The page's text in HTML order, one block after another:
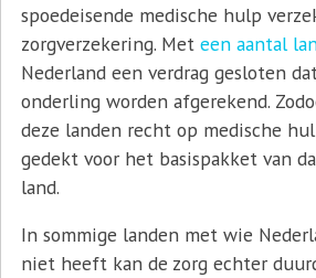
spoedeisende medische hulp
zorgverzekering. Met een aantal
Nederland een verdrag gesloten
onderling worden afgerekend.
deze landen recht op medische
gedekt voor het basispakket van
land.
In sommige landen met wie
niet heeft kan de zorg echter